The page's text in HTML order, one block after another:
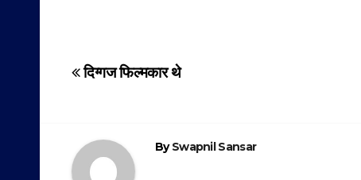
Post
दिग्गज फिल्मकार थे
BySwapnil Sansar